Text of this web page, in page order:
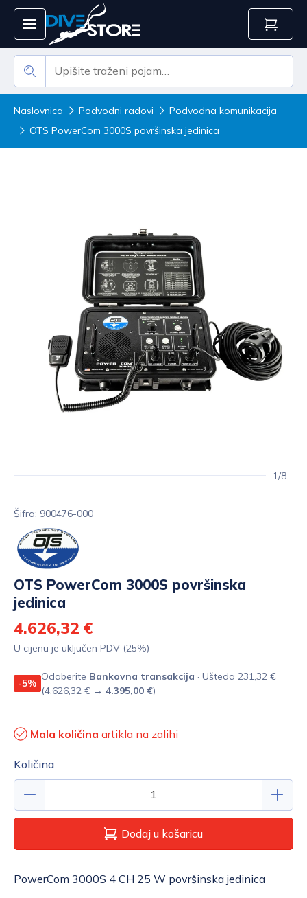
Naslovnica Podvodni radovi
Podvodna komunikacija
OTS PowerCom 3000S površinska jedinica
1/8
Šifra: 900476-000
OTS PowerCom 3000S površinska
jedinica
4.626,32 €
U cijenu je uključen PDV (25%)
-5%
Odaberite Bankovna transakcija · Ušteda 231,32 €
(4.626,32 € → 4.395,00 €)
Mala količina artikla na zalihi
Količina
Dodaj u košaricu
PowerCom 3000S 4 CH 25 W površinska jedinica